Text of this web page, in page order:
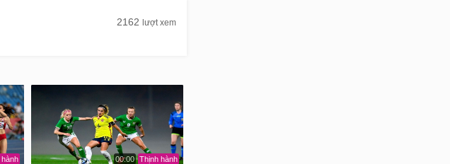
2162 lượt xem
00:00 Thịnh hành